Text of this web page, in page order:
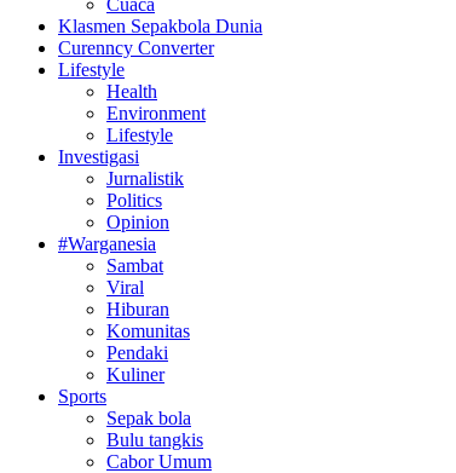
Cuaca
Klasmen Sepakbola Dunia
Curenncy Converter
Lifestyle
Health
Environment
Lifestyle
Investigasi
Jurnalistik
Politics
Opinion
#Warganesia
Sambat
Viral
Hiburan
Komunitas
Pendaki
Kuliner
Sports
Sepak bola
Bulu tangkis
Cabor Umum